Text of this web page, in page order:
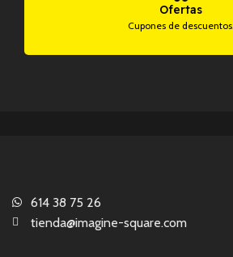
Ofertas
Cupones de descuentos.
614 38 75 26
tienda@imagine-square.com